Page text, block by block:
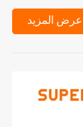
عرض المزيد